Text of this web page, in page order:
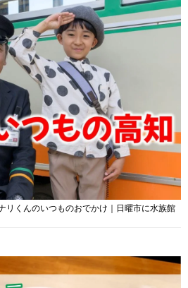
リくんのいつものおでかけ｜日曜市に水族館